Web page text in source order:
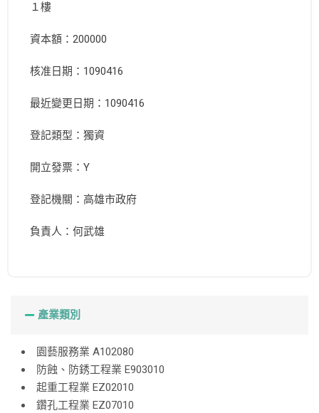
１樓
資本額：200000
核准日期：1090416
最近變更日期：1090416
登記類型：獨資
開立發票：Y
登記機關：高雄市政府
負責人：何武雄
產業類別
園藝服務業 A102080
防蝕、防銹工程業 E903010
起重工程業 EZ02010
鑽孔工程業 EZ07010